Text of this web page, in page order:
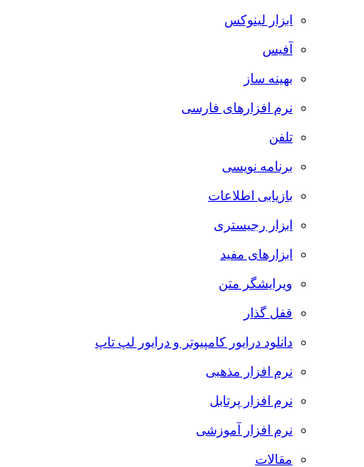
ابزار لینوکس
آفیس
بهینه ساز
نرم افزارهای فارسی
تلفن
برنامه نویسی
بازیابی اطلاعات
ابزار رجیستری
ابزارهای مفید
ویرایشگر متن
قفل گذار
دانلود درایور کامپیوتر و درایور لپ تاپ
نرم افزار مذهبی
نرم افزار پرتابل
نرم افزار آموزشی
مقالات